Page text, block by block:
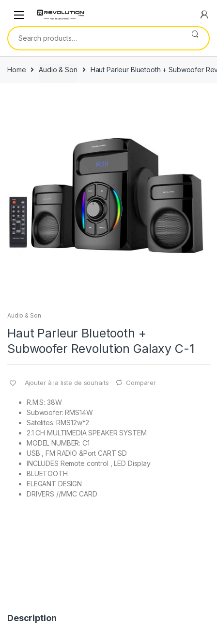
navigation
content
Search
for:
Home Audio & Son Haut Parleur Bluetooth + Subwoofer
Audio & Son
Haut Parleur Bluetooth +
Subwoofer Revolution Galaxy C-1
Ajouter à la liste de souhaits Comparer
R.M.S: 38W
Subwoofer: RMS14W
Satelites: RMS12w*2
2.1 CH MULTIMEDIA SPEAKER SYSTEM
MODEL NUMBER: C1
USB , FM RADIO &Port CART SD
INCLUDES Remote control , LED Display
BLUETOOTH
ELEGANT DESIGN
DRIVERS //MMC CARD
Description